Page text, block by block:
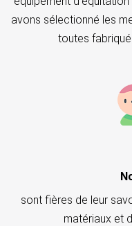
avons sélectionné les
toutes
sont fières de leur
matériaux et